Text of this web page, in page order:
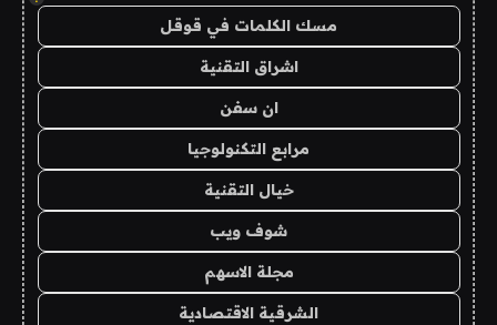
مسك الكلمات في قوقل
اشراق التقنية
ان سفن
مرابع التكنولوجيا
خيال التقنية
شوف ويب
مجلة الاسهم
الشرقية الاقتصادية